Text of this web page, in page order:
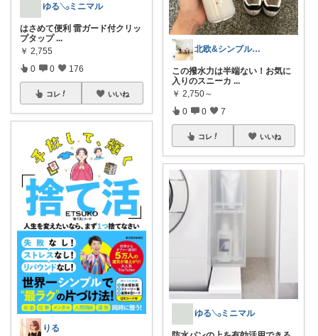
ゆる𓂅ミニマル
はさめて便利 雷ガード付クリッ
プタップ...
￥ 2,755
0 0 176
コレ いいね
りる
北欧&シンプルライフ〜整える暮らし〜
この撥水力は半端ない！お気に
入りのスニーカ ...
￥ 2,750～
0 0 7
コレ いいね
ゆる𓂅ミニマル